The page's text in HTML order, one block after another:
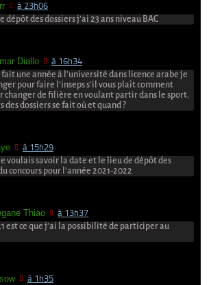
à 23h06
dépôt des dossiers j’ai 23 ans niveau BAC
Diallo à 16h34
fait une année à l’université dans licence arabe je
pour faire l’inseps s’il vous plaît comment
changer de filière en voulant partir dans le sport.
des dossiers se fait où et quand ?
à 15h29
voulais savoir la date et le lieu de dépôt des
concours pour l’année 2021-2022
Thiao à 13h37
est ce que j’ai la possibilité de participer au
à 1h35